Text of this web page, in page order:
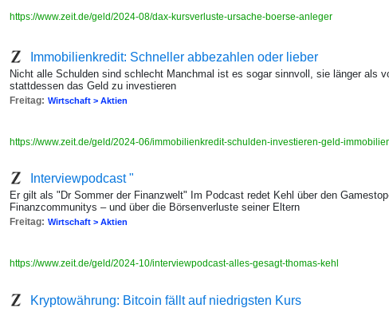
https://www.zeit.de/geld/2024-08/dax-kursverluste-ursache-boerse-anleger
Immobilienkredit: Schneller abbezahlen oder lieber
Nicht alle Schulden sind schlecht Manchmal ist es sogar sinnvoll, sie länger als
stattdessen das Geld zu investieren
Freitag: Wirtschaft > Aktien
https://www.zeit.de/geld/2024-06/immobilienkredit-schulden-investieren-geld-
Interviewpodcast "
Er gilt als "Dr Sommer der Finanzwelt" Im Podcast redet Kehl über den
Finanzcommunitys – und über die Börsenverluste seiner Eltern
Freitag: Wirtschaft > Aktien
https://www.zeit.de/geld/2024-10/interviewpodcast-alles-gesagt-thomas-kehl
Kryptowährung: Bitcoin fällt auf niedrigsten Kurs